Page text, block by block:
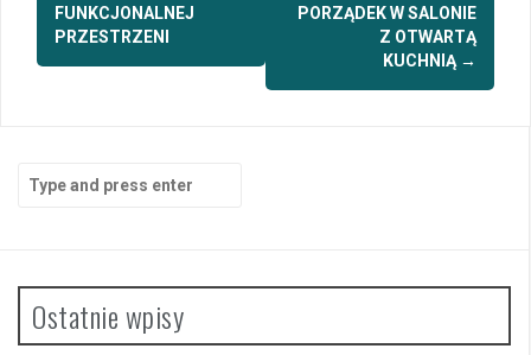
FUNKCJONALNEJ
PRZESTRZENI
PORZĄDEK W SALONIE
Z OTWARTĄ
KUCHNIĄ →
for:
Ostatnie wpisy